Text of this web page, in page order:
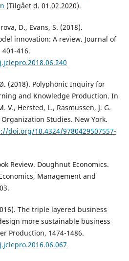
(Tilgået d. 01.02.2020).
D., Evans, S. (2018).
innovation: A review. Journal of
416.
(2018). Polyphonic Inquiry for
and Knowledge Production. In
V., Hersted, L., Rasmussen, J. G.
Studies. New York.
doi.org/10.4324/9780429507557-
Review. Doughnut Economics.
Management and
The triple layered business
more sustainable business
Production, 1474-1486.